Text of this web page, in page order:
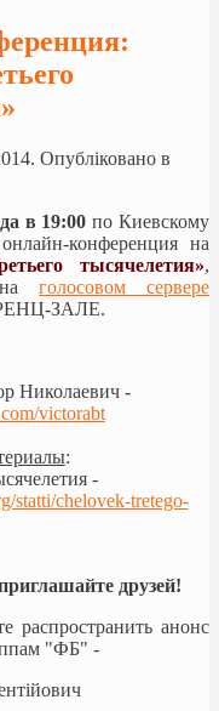
Опубліковано в
в 19:00 по Киевскому
конференция на
тысячелетия»,
наголосовом сервере
ЗАЛЕ.
Николаевич -
victorabt
:
-
statti/chelovek-tretego-
друзей!
анонс
"ФБ" -